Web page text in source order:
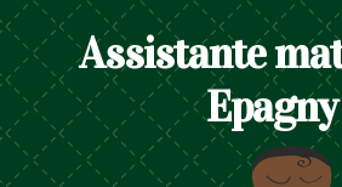
Assistante
Epagny